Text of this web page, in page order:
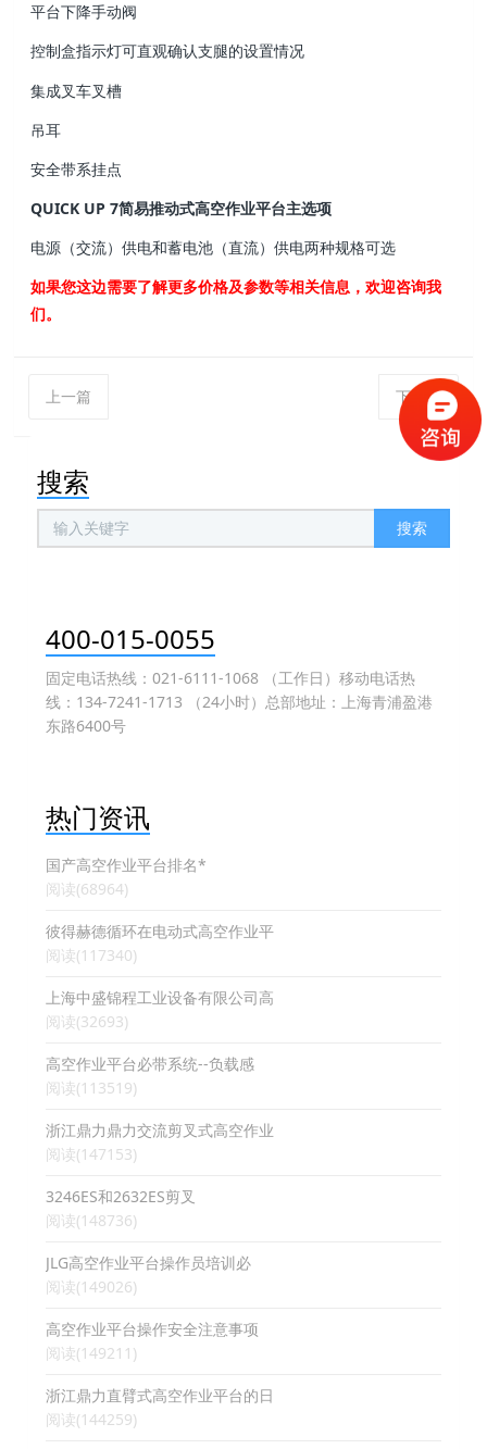
平台下降手动阀
控制盒指示灯可直观确认支腿的设置情况
集成叉车叉槽
吊耳
安全带系挂点
QUICK UP 7简易推动式高空作业平台主选项
电源（交流）供电和蓄电池（直流）供电两种规格可选
如果您这边需要了解更多价格及参数等相关信息，欢迎咨询我
们。
上一篇 下一篇
搜索
搜索
400-015-0055
固定电话热线：021-6111-1068 （工作日）移动电话热
线：134-7241-1713 （24小时）总部地址：上海青浦盈港
东路6400号
热门资讯
国产高空作业平台排名*
阅读(68964)
彼得赫德循环在电动式高空作业平
阅读(117340)
上海中盛锦程工业设备有限公司高
阅读(32693)
高空作业平台必带系统--负载感
阅读(113519)
浙江鼎力鼎力交流剪叉式高空作业
阅读(147153)
3246ES和2632ES剪叉
阅读(148736)
JLG高空作业平台操作员培训必
阅读(149026)
高空作业平台操作安全注意事项
阅读(149211)
浙江鼎力直臂式高空作业平台的日
阅读(144259)